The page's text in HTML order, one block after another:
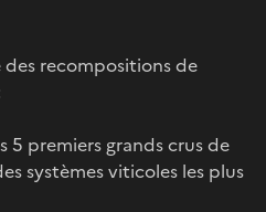
recompositions de
5 premiers grands crus de
systèmes viticoles les plus